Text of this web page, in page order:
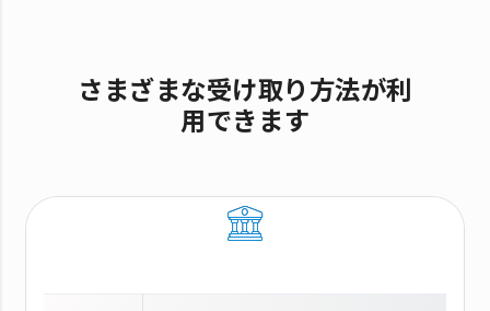
さまざまな受け取り方法が利
用できます